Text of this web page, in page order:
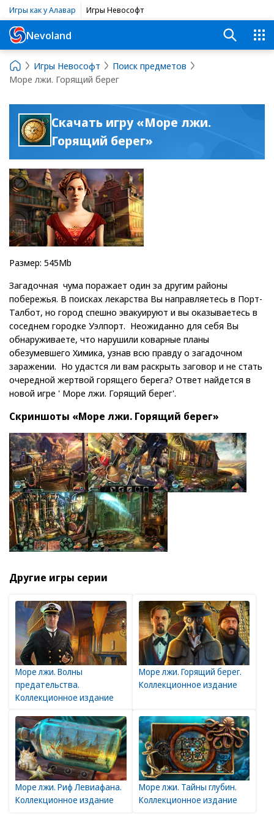
Игры как у Алавар Игры Невософт
Nevoland
Игры Невософт
Поиск предметов
Море лжи. Горящий берег
Скачать игру «Море лжи.
Горящий берег»
Размер: 545Mb
Загадочная чума поражает один за другим районы
побережья. В поисках лекарства Вы направляетесь в Порт-
Талбот, но город спешно эвакуируют и вы оказываетесь в
соседнем городке Уэлпорт. Неожиданно для себя Вы
обнаруживаете, что нарушили коварные планы
обезумевшего Химика, узнав всю правду о загадочном
заражении. Но удастся ли вам раскрыть заговор и не стать
очередной жертвой горящего берега? Ответ найдется в
новой игре ' Море лжи. Горящий берег'.
Скриншоты «Море лжи. Горящий берег»
Другие игры серии
Море лжи. Волны
предательства.
Коллекционное издание
Море лжи. Горящий берег.
Коллекционное издание
Море лжи. Риф Левиафана.
Коллекционное издание
Море лжи. Тайны глубин.
Коллекционное издание